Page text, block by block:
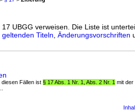
UBGG verweisen. Die Liste ist
Titeln Änderungsvorschriften
diesen Fällen ist § 17 Abs. 1 Nr. 1, Abs. 2 Nr. 1 mit der